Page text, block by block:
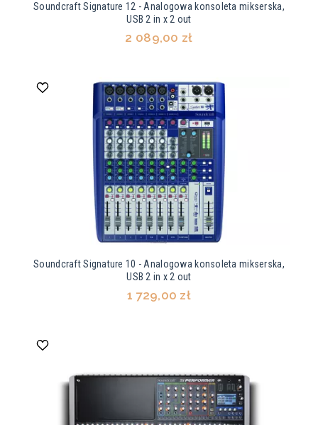
Soundcraft Signature 12 - Analogowa konsoleta mikserska,
USB 2 in x 2 out
2 089,00 zł
Soundcraft Signature 10 - Analogowa konsoleta mikserska,
USB 2 in x 2 out
1 729,00 zł